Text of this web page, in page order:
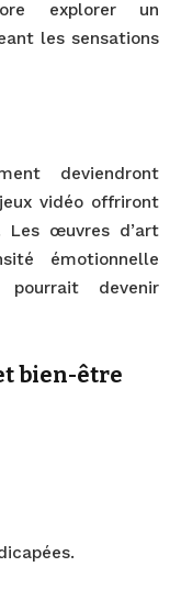
explorer un
les sensations
deviendront
vidéo offriront
Les œuvres d’art
émotionnelle
devenir
bien-être